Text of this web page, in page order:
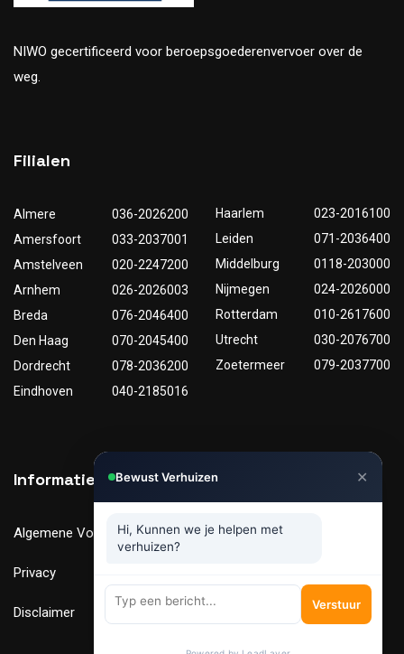
NIWO gecertificeerd voor beroepsgoederenvervoer over de
weg.
Filialen
Almere
036-2026200
Amersfoort
033-2037001
Amstelveen
020-2247200
Arnhem
026-2026003
Breda
076-2046400
Den Haag
070-2045400
Dordrecht
078-2036200
Eindhoven
040-2185016
Haarlem
023-2016100
Leiden
071-2036400
Middelburg
0118-203000
Nijmegen
024-2026000
Rotterdam
010-2617600
Utrecht
030-2076700
Zoetermeer
079-2037700
Informatie
Algemene Voorwaarden
Privacy
Disclaimer
Nuttige links
Tarieven
Bewust Verhuizen ✕
Hi, Kunnen we je helpen met
verhuizen?
Verstuur